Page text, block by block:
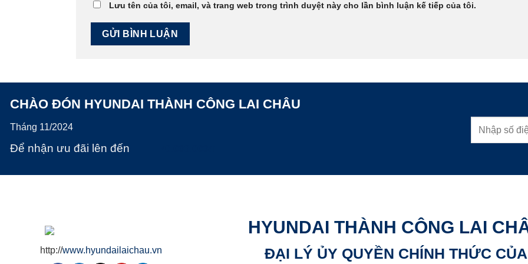
Lưu tên của tôi, email, và trang web trong trình duyệt này cho lần bình luận kế tiếp của tôi.
CHÀO ĐÓN HYUNDAI THÀNH CÔNG LAI CHÂU
Tháng 11/2024
Để nhận ưu đãi lên đến
http://www.hyundailaichau.vn
HYUNDAI THÀNH CÔNG LAI
ĐẠI LÝ ỦY QUYỀN CHÍNH THỨC CỦA